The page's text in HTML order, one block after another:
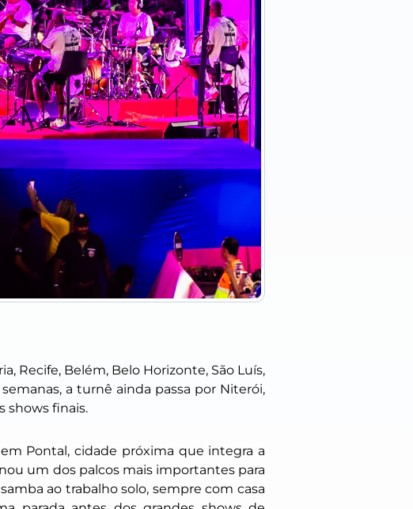
Recife, Belém, Belo Horizonte, São Luís,
a turnê ainda passa por Niterói,
shows finais.
Pontal, cidade próxima que integra a
um dos palcos mais importantes para
ao trabalho solo, sempre com casa